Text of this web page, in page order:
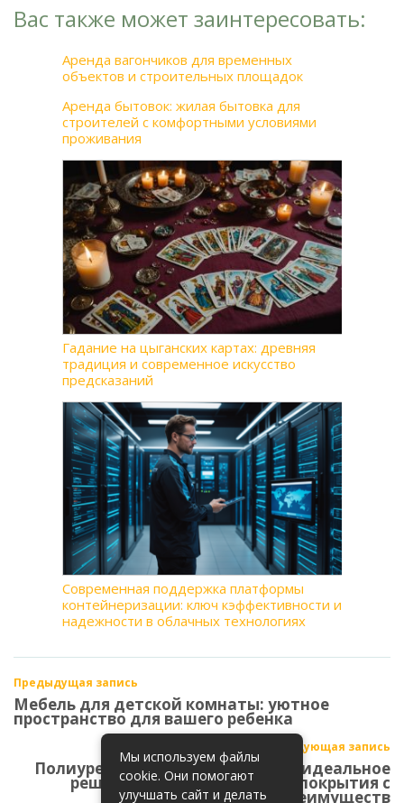
Вас также может заинтересовать:
Аренда вагончиков для временных
объектов и строительных площадок
Аренда бытовок: жилая бытовка для
строителей с комфортными условиями
проживания
Гадание на цыганских картах: древняя
традиция и современное искусство
предсказаний
Современная поддержка платформы
контейнеризации: ключ кэффективности и
надежности в облачных технологиях
Предыдущая запись
Мебель для детской комнаты: уютное
пространство для вашего ребенка
Следующая запись
Полиуретановый наливной пол: идеальное
решение для равномерного покрытия с
множеством преимуществ
Мы используем файлы
cookie. Они помогают
улучшать сайт и делать